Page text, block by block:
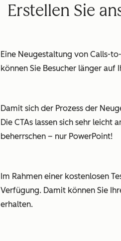
Erstellen Sie
Eine Neugestaltung von Calls-
können Sie Besucher länger auf
Damit sich der Prozess der
Die CTAs lassen sich sehr
beherrschen – nur PowerPoint!
Im Rahmen einer kostenlosen
Verfügung. Damit können Sie
erhalten.